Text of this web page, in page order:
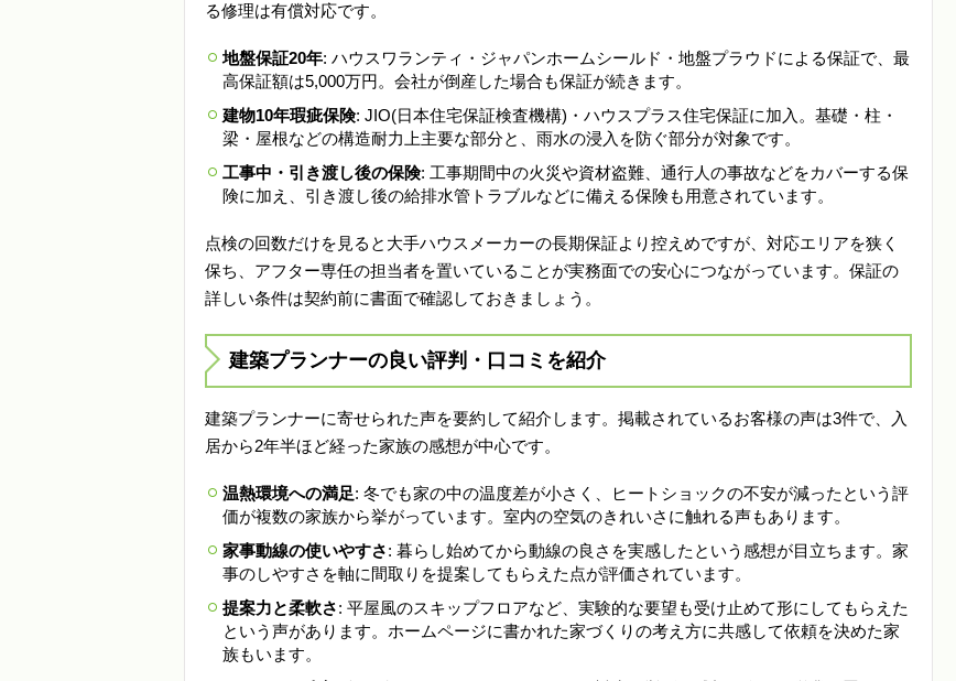
る修理は有償対応です。
地盤保証20年: ハウスワランティ・ジャパンホームシールド・地盤プラウドによる保証で、最
高保証額は5,000万円。会社が倒産した場合も保証が続きます。
建物10年瑕疵保険: JIO(日本住宅保証検査機構)・ハウスプラス住宅保証に加入。基礎・柱・
梁・屋根などの構造耐力上主要な部分と、雨水の浸入を防ぐ部分が対象です。
工事中・引き渡し後の保険: 工事期間中の火災や資材盗難、通行人の事故などをカバーする保
険に加え、引き渡し後の給排水管トラブルなどに備える保険も用意されています。
点検の回数だけを見ると大手ハウスメーカーの長期保証より控えめですが、対応エリアを狭く
保ち、アフター専任の担当者を置いていることが実務面での安心につながっています。保証の
詳しい条件は契約前に書面で確認しておきましょう。
建築プランナーの良い評判・口コミを紹介
建築プランナーに寄せられた声を要約して紹介します。掲載されているお客様の声は3件で、入
居から2年半ほど経った家族の感想が中心です。
温熱環境への満足: 冬でも家の中の温度差が小さく、ヒートショックの不安が減ったという評
価が複数の家族から挙がっています。室内の空気のきれいさに触れる声もあります。
家事動線の使いやすさ: 暮らし始めてから動線の良さを実感したという感想が目立ちます。家
事のしやすさを軸に間取りを提案してもらえた点が評価されています。
提案力と柔軟さ: 平屋風のスキップフロアなど、実験的な要望も受け止めて形にしてもらえた
という声があります。ホームページに書かれた家づくりの考え方に共感して依頼を決めた家
族もいます。